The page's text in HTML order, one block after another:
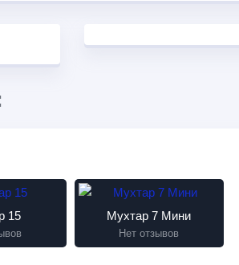
15 Мухтар 7 Мини
Нет отзывов